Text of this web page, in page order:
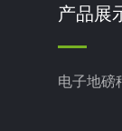
产品展
电子地磅